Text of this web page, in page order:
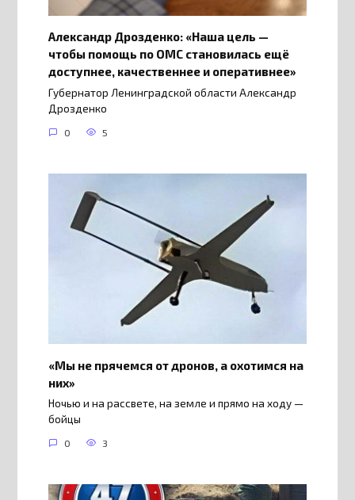
Александр Дрозденко: «Наша цель —
чтобы помощь по ОМС становилась ещё
доступнее, качественнее и оперативнее»
Губернатор Ленинградской области Александр
Дрозденко
0 5
«Мы не прячемся от дронов, а охотимся на
них»
Ночью и на рассвете, на земле и прямо на ходу —
бойцы
0 3